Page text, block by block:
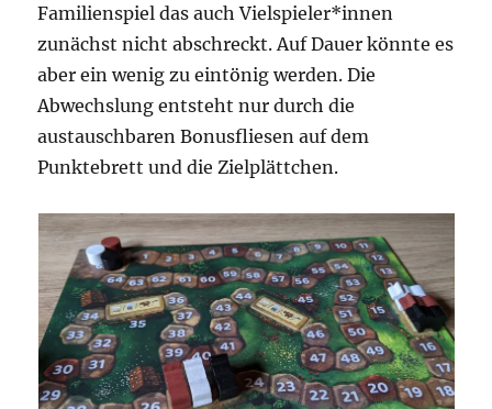
Familienspiel das auch Vielspieler*innen
zunächst nicht abschreckt. Auf Dauer könnte es
aber ein wenig zu eintönig werden. Die
Abwechslung entsteht nur durch die
austauschbaren Bonusfliesen auf dem
Punktebrett und die Zielplättchen.